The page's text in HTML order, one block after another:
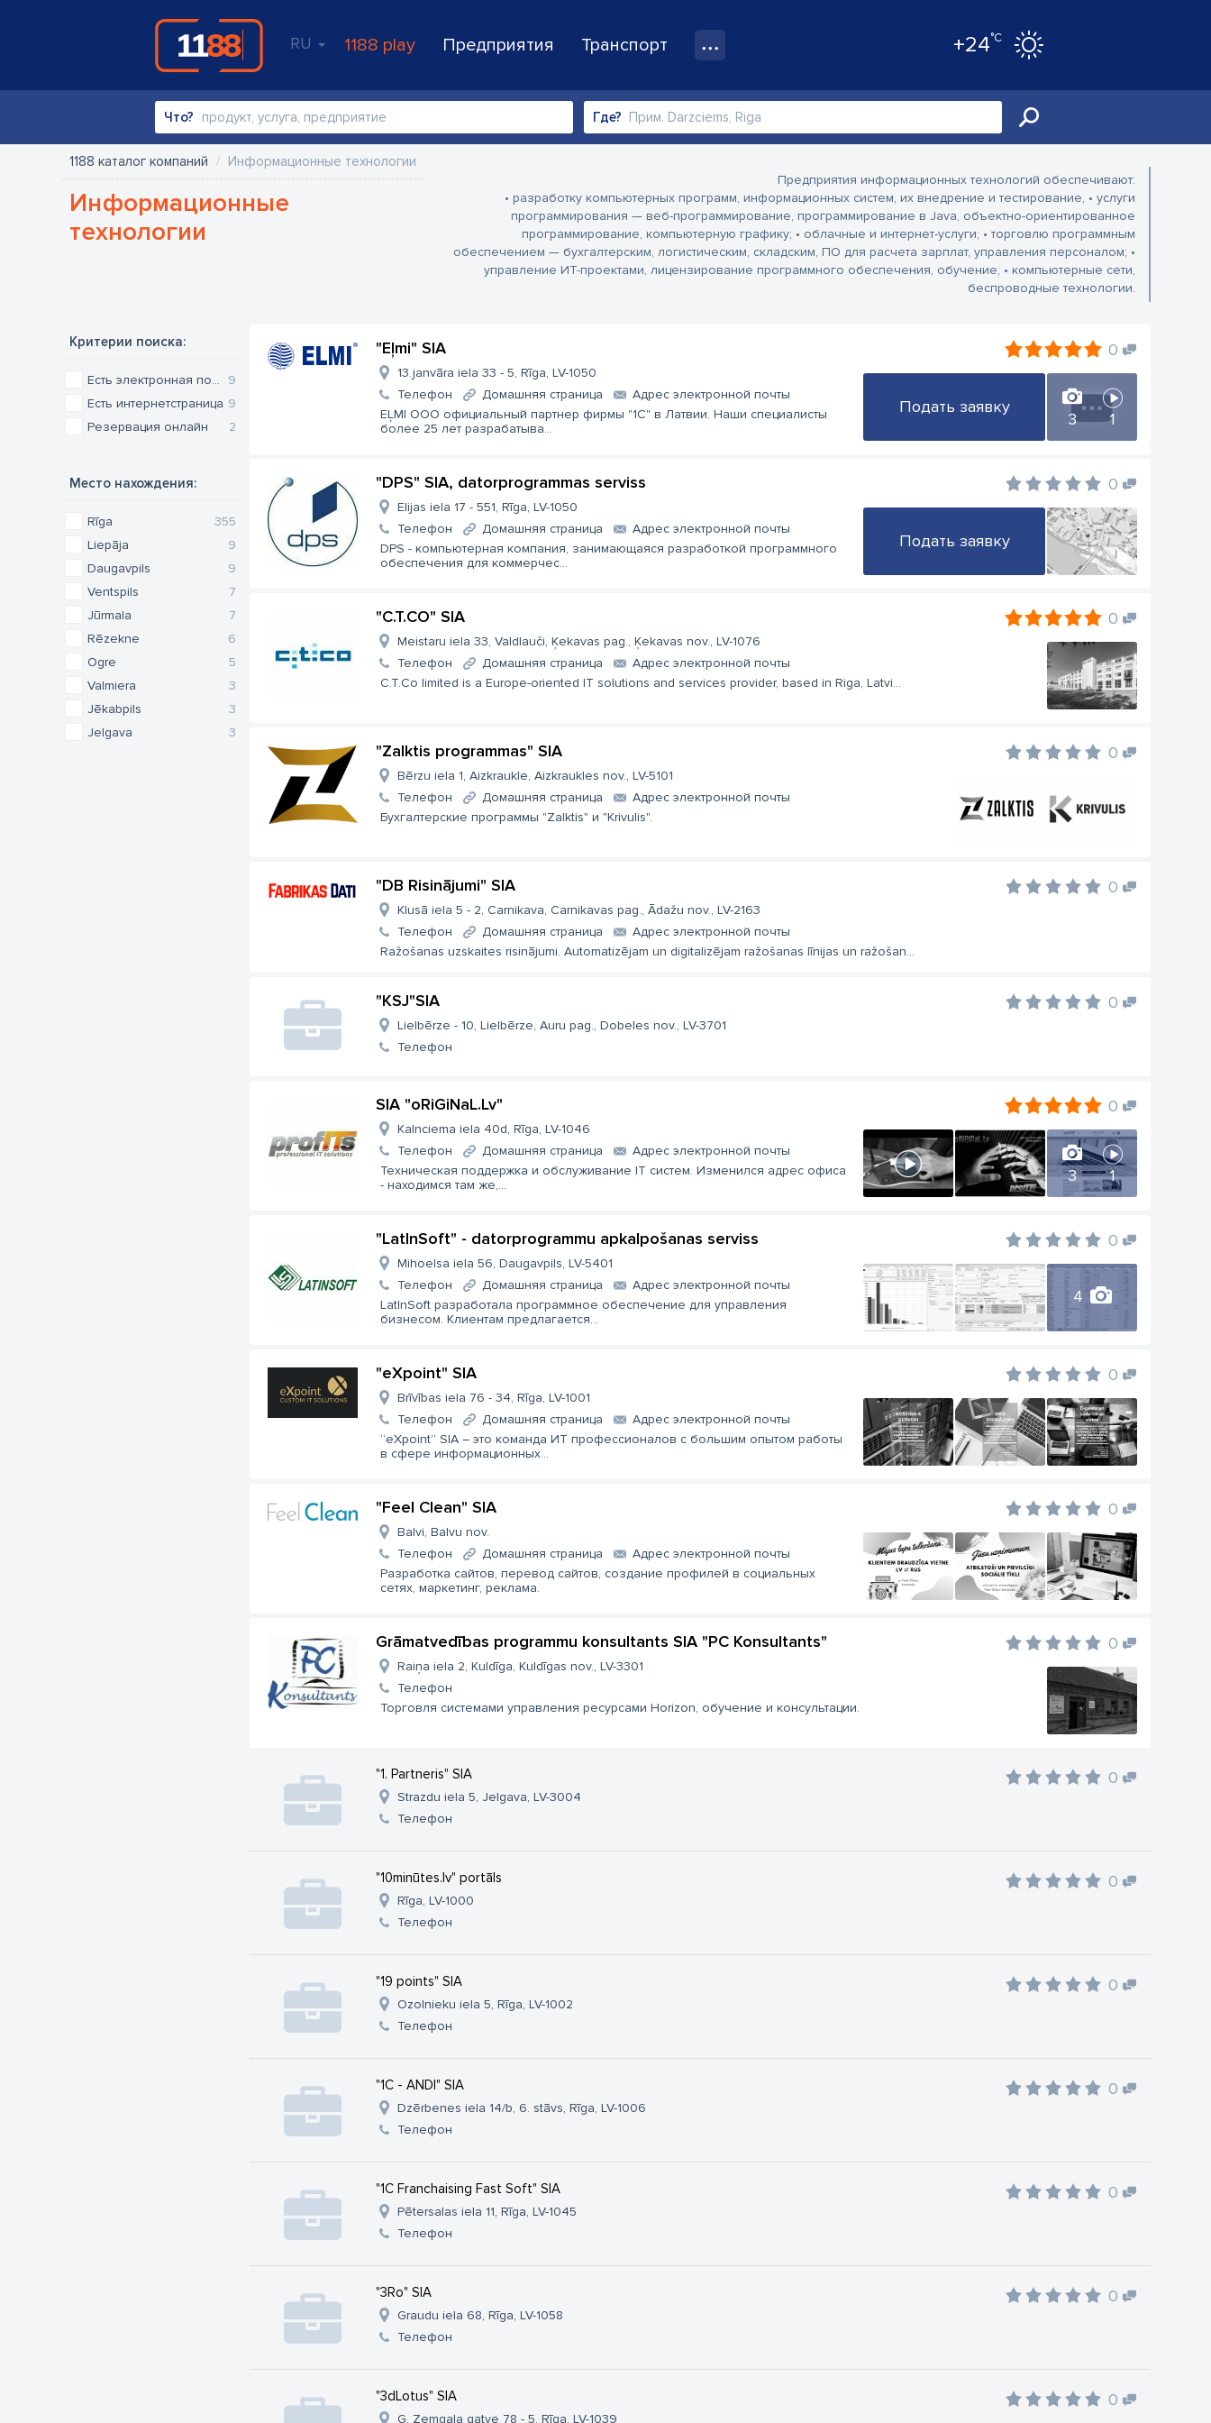
RU 1188 play Предприятия Транспорт +24°C
Что? Где?
1188 каталог компаний Информационные технологии
Информационные
технологии
Предприятия информационных технологий обеспечивают:
• разработку компьютерных программ, информационных систем, их внедрение и тестирование, • услуги
программирования — веб-программирование, программирование в Java, объектно-ориентированное
программирование, компьютерную графику; • облачные и интернет-услуги; • торговлю программным
обеспечением — бухгалтерским, логистическим, складским, ПО для расчета зарплат, управления персоналом; •
управление ИТ-проектами, лицензирование программного обеспечения, обучение; • компьютерные сети,
беспроводные технологии.
Критерии поиска:
9
Есть электронная почта
9
Есть интернетстраница
2
Резервация онлайн
Место нахождения:
355
Rīga
9
Liepāja
9
Daugavpils
7
Ventspils
7
Jūrmala
6
Rēzekne
5
Ogre
3
Valmiera
3
Jēkabpils
3
Jelgava
"Eļmi" SIA 0
Подать заявку
3 1
13.janvāra iela 33 - 5, Rīga, LV-1050
Телефон
Домашняя страница
Aдрес электронной почты
EĻMI ООО официальный партнер фирмы "1С" в Латвии. Наши специалисты
более 25 лет разрабатыва...
"DPS" SIA, datorprogrammas serviss 0
Подать заявку
Elijas iela 17 - 551, Rīga, LV-1050
Телефон
Домашняя страница
Aдрес электронной почты
DPS - компьютерная компания, занимающаяся разработкой программного
обеспечения для коммерчес...
"C.T.CO" SIA 0
Meistaru iela 33, Valdlauči, Ķekavas pag., Ķekavas nov., LV-1076
Телефон
Домашняя страница
Aдрес электронной почты
C.T.Co limited is a Europe-oriented IT solutions and services provider, based in Riga, Latvi...
"Zalktis programmas" SIA 0
Bērzu iela 1, Aizkraukle, Aizkraukles nov., LV-5101
Телефон
Домашняя страница
Aдрес электронной почты
Бухгалтерские программы "Zalktis" и "Krivulis".
"DB Risinājumi" SIA 0
Klusā iela 5 - 2, Carnikava, Carnikavas pag., Ādažu nov., LV-2163
Телефон
Домашняя страница
Aдрес электронной почты
Ražošanas uzskaites risinājumi. Automatizējam un digitalizējam ražošanas līnijas un ražošan...
"KSJ"SIA 0
Lielbērze - 10, Lielbērze, Auru pag., Dobeles nov., LV-3701
Телефон
SIA "oRiGiNaL.Lv" 0
3 1
Kalnciema iela 40d, Rīga, LV-1046
Телефон
Домашняя страница
Aдрес электронной почты
Техническая поддержка и обслуживание IT систем. Изменился адрес офиса
- находимся там же,...
"LatInSoft" - datorprogrammu apkalpošanas serviss 0
4
Mihoelsa iela 56, Daugavpils, LV-5401
Телефон
Домашняя страница
Aдрес электронной почты
LatInSoft разработала программное обеспечение для управления
бизнесом. Клиентам предлагается...
"eXpoint" SIA 0
Brīvības iela 76 - 34, Rīga, LV-1001
Телефон
Домашняя страница
Aдрес электронной почты
“eXpoint” SIA – это команда ИТ профессионалов с большим опытом работы
в сфере информационных...
"Feel Clean" SIA 0
Balvi, Balvu nov.
Телефон
Домашняя страница
Aдрес электронной почты
Разработка сайтов, перевод сайтов, создание профилей в социальных
сетях, маркетинг, реклама.
Grāmatvedības programmu konsultants SIA "PC Konsultants" 0
Raiņa iela 2, Kuldīga, Kuldīgas nov., LV-3301
Телефон
Торговля системами управления ресурсами Horizon, обучение и консультации.
"1. Partneris" SIA 0
Strazdu iela 5, Jelgava, LV-3004
Телефон
"10minūtes.lv" portāls 0
Rīga, LV-1000
Телефон
"19 points" SIA 0
Ozolnieku iela 5, Rīga, LV-1002
Телефон
"1C - ANDI" SIA 0
Dzērbenes iela 14/b, 6. stāvs, Rīga, LV-1006
Телефон
"1C Franchaising Fast Soft" SIA 0
Pētersalas iela 11, Rīga, LV-1045
Телефон
"3Ro" SIA 0
Graudu iela 68, Rīga, LV-1058
Телефон
"3dLotus" SIA 0
G. Zemgala gatve 78 - 5, Rīga, LV-1039